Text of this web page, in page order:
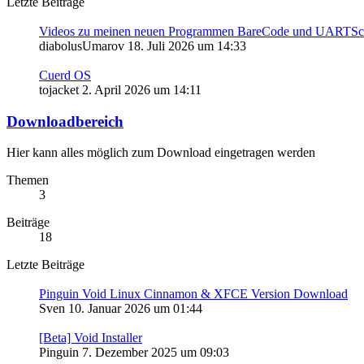
Videos zu meinen neuen Programmen BareCode und
diabolusUmarov 18. Juli 2026 um 14:33
Cuerd OS
tojacket 2. April 2026 um 14:11
Downloadbereich
Hier kann alles möglich zum Download eingetragen werden
Themen
3
Beiträge
18
Letzte Beiträge
Pinguin Void Linux Cinnamon & XFCE Version Download
Sven 10. Januar 2026 um 01:44
[Beta] Void Installer
Pinguin 7. Dezember 2025 um 09:03